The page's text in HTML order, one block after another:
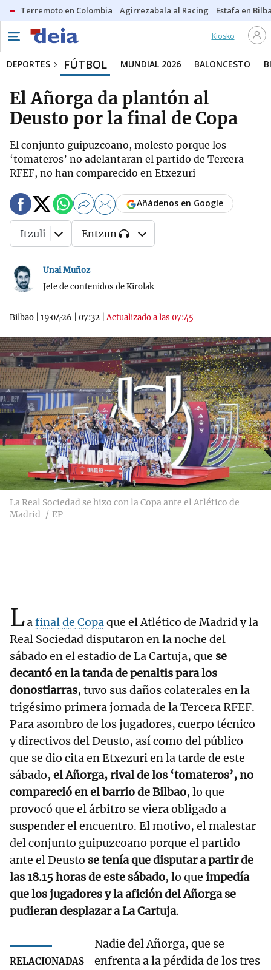
Terremoto en Colombia Agirrezabala al Racing Estafa en
Kiosko
DEPORTES FÚTBOL MUNDIAL 2026 BALONCESTO
El Añorga da plantón al
Deusto por la final de Copa
El conjunto guipuzcoano, molesto porque los
‘tomateros’ no adelantaran el partido de Tercera
RFEF, no han comparecido en Etxezuri
Unai Muñoz
Jefe de contenidos de Kirolak
Bilbao 19·04·26 07:32 |Actualizado a las 07:45
Añádenos en Google
Itzuli Entzun
La Real Sociedad se hizo con la Copa ante el Atlético de
Madrid
EP
Lafinal de Copaque el Atlético de Madrid y la
Real Sociedad disputaron en la noche del
sábado en el estadio de La Cartuja, que se
decantó en la tanda de penaltis para los
donostiarras, tuvo sus daños colaterales en la
trigésimo primera jornada de la Tercera RFEF.
Para asombro de los jugadores, cuerpo técnico
y directivos del Deusto, así como del público
que se dio cita en Etxezuri en la tarde de este
sábado, el Añorga, rival de los ‘tomateros’, no
compareció en el barrio de Bilbao, lo que
provocó que el árbitro se viera obligado a
suspender el encuentro. El motivo, el malestar
del conjunto guipuzcoano porque el partido
ante el Deusto se tenía que disputar a partir de
las 18.15 horas de este sábado, lo que impedía
que los jugadores y la afición del Añorga se
pudieran desplazar a La Cartuja.
RELACIONADAS
Nadie del Añorga, que se
enfrenta a la pérdida de los tres